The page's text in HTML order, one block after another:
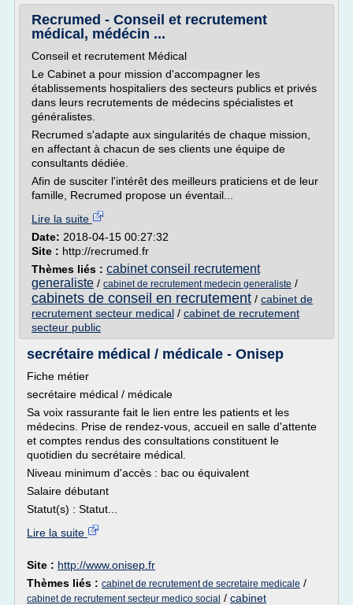
Recrumed - Conseil et recrutement
médical, médécin ...
Conseil et recrutement Médical
Le Cabinet a pour mission d'accompagner les
établissements hospitaliers des secteurs publics et privés
dans leurs recrutements de médecins spécialistes et
généralistes.
Recrumed s'adapte aux singularités de chaque mission,
en affectant à chacun de ses clients une équipe de
consultants dédiée.
Afin de susciter l'intérêt des meilleurs praticiens et de leur
famille, Recrumed propose un éventail...
Lire la suite
Date: 2018-04-15 00:27:32
Site : http://recrumed.fr
Thèmes liés : cabinet conseil recrutement
generaliste / cabinet de recrutement medecin generaliste /
cabinets de conseil en recrutement / cabinet de
recrutement secteur medical / cabinet de recrutement
secteur public
secrétaire médical / médicale - Onisep
Fiche métier
secrétaire médical / médicale
Sa voix rassurante fait le lien entre les patients et les
médecins. Prise de rendez-vous, accueil en salle d'attente
et comptes rendus des consultations constituent le
quotidien du secrétaire médical.
Niveau minimum d'accès : bac ou équivalent
Salaire débutant
Statut(s) : Statut...
Lire la suite
Site : http://www.onisep.fr
Thèmes liés : cabinet de recrutement de secretaire medicale /
cabinet de recrutement secteur medico social / cabinet